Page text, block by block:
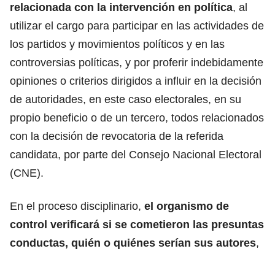
relacionada con la intervención en política, al
utilizar el cargo para participar en las actividades de
los partidos y movimientos políticos y en las
controversias políticas, y por proferir indebidamente
opiniones o criterios dirigidos a influir en la decisión
de autoridades, en este caso electorales, en su
propio beneficio o de un tercero, todos relacionados
con la decisión de revocatoria de la referida
candidata, por parte del Consejo Nacional Electoral
(CNE).
En el proceso disciplinario, el organismo de
control verificará si se cometieron las presuntas
conductas, quién o quiénes serían sus autores,